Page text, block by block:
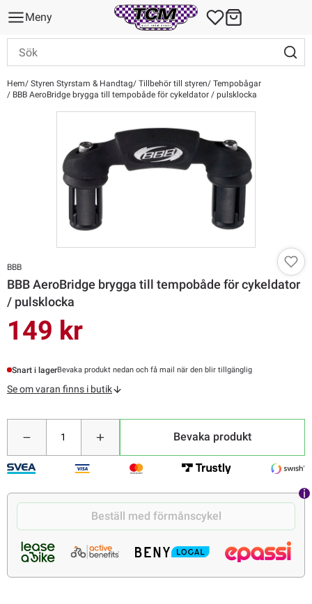
Meny
Hem Styren Styrstam & Handtag Tillbehör till styren
Tempobågar
BBB AeroBridge brygga till tempobåde för cykeldator / pulsklocka
BBB
BBB AeroBridge brygga till tempobåde för cykeldator
/ pulsklocka
149 kr
Snart i lagerBevaka produkt nedan och få mail när den blir tillgänglig
Se om varan finns i butik
Bevaka produkt
Beställ med förmånscykel